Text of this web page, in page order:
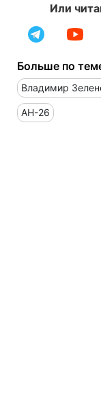
Или
Больше по
Владимир
АН-26